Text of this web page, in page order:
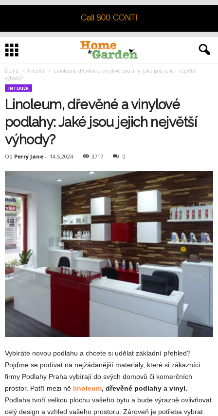
Domů Interiér
Linoleum, dřevěné a vinylové podlahy: Jaké jsou jejich největší
výhody?
INTERIÉR
Linoleum, dřevěné a vinylové
podlahy: Jaké jsou jejich největší
výhody?
Od Perry Jane - 14.5.2024 3717 0
Vybíráte novou podlahu a chcete si udělat základní přehled?
Pojďme se podívat na nejžádanější materiály, které si zákazníci
firmy Podlahy Praha vybírají do svých domovů či komerčních
prostor. Patří mezi ně linoleum, dřevěné podlahy a vinyl.
Podlaha tvoří velkou plochu vašeho bytu a bude výrazně ovlivňovat
celý design a vzhled vašeho prostoru. Zároveň je potřeba vybrat